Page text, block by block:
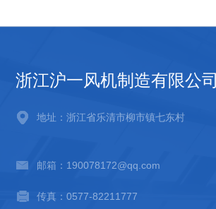
浙江沪一风机制造有限公司
地址：浙江省乐清市柳市镇七东村
邮箱：190078172@qq.com
传真：0577-82211777